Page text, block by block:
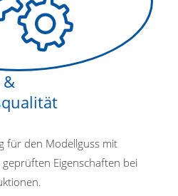
für den Modellguss mit
Eigenschaften bei